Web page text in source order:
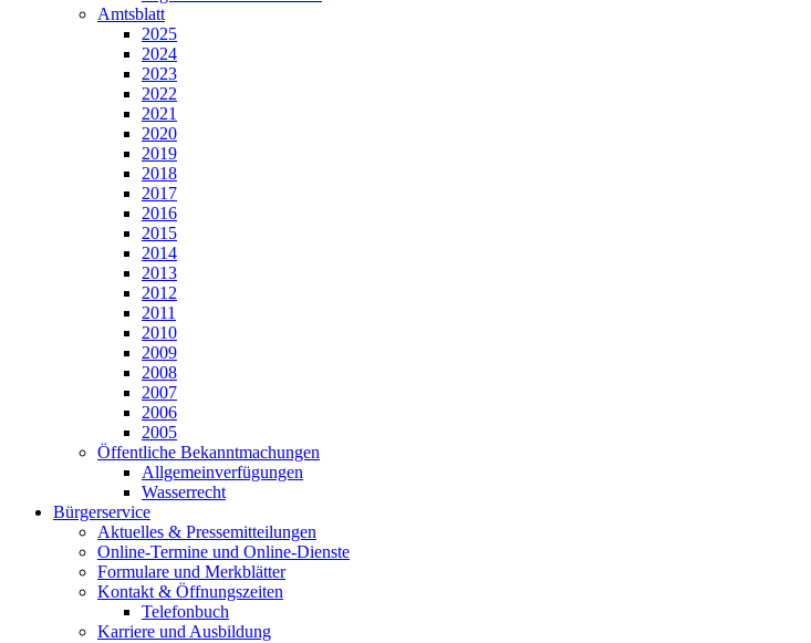
Amtsblatt
2025
2024
2023
2022
2021
2020
2019
2018
2017
2016
2015
2014
2013
2012
2011
2010
2009
2008
2007
2006
2005
Öffentliche Bekanntmachungen
Allgemeinverfügungen
Wasserrecht
Bürgerservice
Aktuelles & Pressemitteilungen
Online-Termine und Online-Dienste
Formulare und Merkblätter
Kontakt & Öffnungszeiten
Telefonbuch
Karriere und Ausbildung